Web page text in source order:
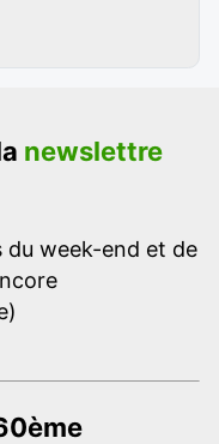
newslettre
du week-end et de